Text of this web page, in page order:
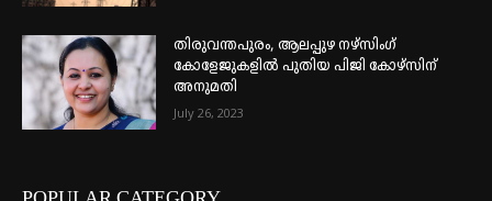
തിരുവന്തപുരം, ആലപ്പുഴ നഴ്‌സിംഗ്
കോളേജുകളില്‍ പുതിയ പിജി കോഴ്‌സിന്
അനുമതി
July 26, 2023